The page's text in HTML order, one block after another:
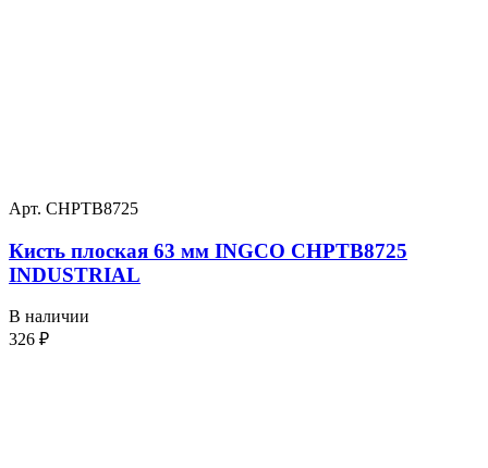
Арт. CHPTB8725
Кисть плоская 63 мм INGCO CHPTB8725
INDUSTRIAL
В наличии
326 ₽